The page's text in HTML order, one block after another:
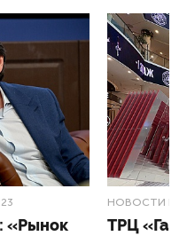
«Рынок
НОВОСТИ
ТРЦ